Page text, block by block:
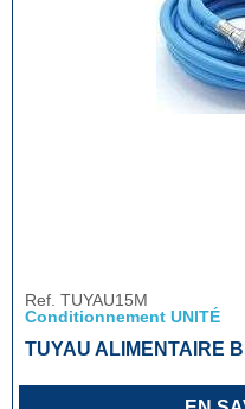
Ref. TUYAU15M
Conditionnement UNITÉ
TUYAU ALIMENTAIRE